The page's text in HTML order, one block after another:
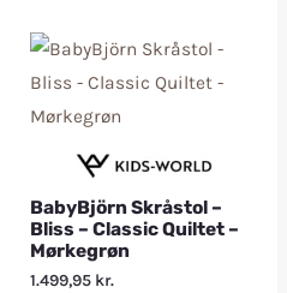
BabyBjörn Skråstol –
Bliss – Classic Quiltet –
Mørkegrøn
1.499,95 kr.